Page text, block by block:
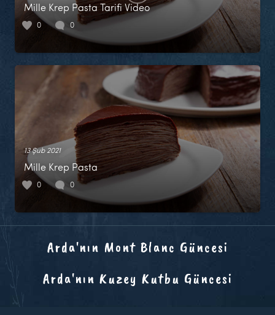
Mille Krep Pasta Tarifi Video
0 0
13 Şub 2021
Mille Krep Pasta
0 0
Arda'nın Mont Blanc Güncesi
Arda'nın Kuzey Kutbu Güncesi